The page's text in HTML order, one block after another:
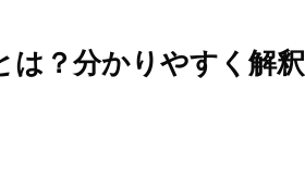
は？分かりやすく解釈